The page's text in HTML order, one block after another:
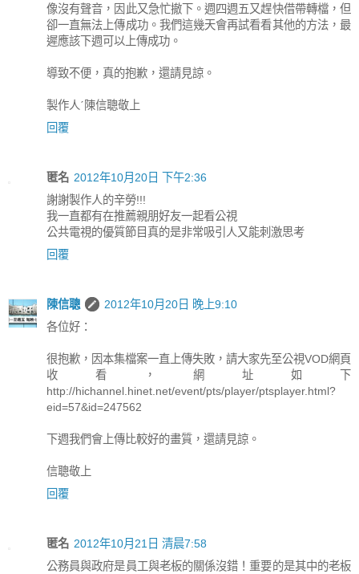
像沒有聲音，因此又急忙撤下。週四週五又趕快借帶轉檔，但
卻一直無法上傳成功。我們這幾天會再試看看其他的方法，最
遲應該下週可以上傳成功。
導致不便，真的抱歉，還請見諒。
製作人ˊ陳信聰敬上
回覆
匿名 2012年10月20日 下午2:36
謝謝製作人的辛勞!!!
我一直都有在推薦親朋好友一起看公視
公共電視的優質節目真的是非常吸引人又能刺激思考
回覆
陳信聰
2012年10月20日 晚上9:10
各位好：
很抱歉，因本集檔案一直上傳失敗，請大家先至公視VOD網頁
收看，網址如下
http://hichannel.hinet.net/event/pts/player/ptsplayer.html?
eid=57&id=247562
下週我們會上傳比較好的畫質，還請見諒。
信聰敬上
回覆
匿名 2012年10月21日 清晨7:58
公務員與政府是員工與老板的關係沒錯！重要的是其中的老板